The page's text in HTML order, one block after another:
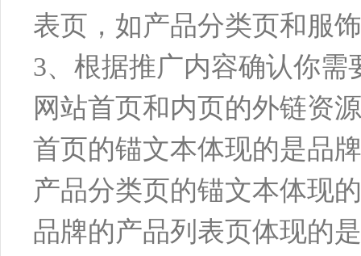
表页，如产品分类页和服
3、根据推广内容确认你
网站首页和内页的外链资
首页的锚文本体现的是品
产品分类页的锚文本体现
品牌的产品列表页体现的